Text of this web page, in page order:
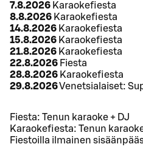
7.8.2026 Karaokefiesta
8.8.2026 Karaokefiesta
14.8.2026 Karaokefiesta
15.8.2026 Karaokefiesta
21.8.2026 Karaokefiesta
22.8.2026 Fiesta
28.8.2026 Karaokefiesta
29.8.2026Venetsialaiset:
Fiesta: Tenun karaoke + DJ
Karaokefiesta: Tenun
Fiestoilla ilmainen